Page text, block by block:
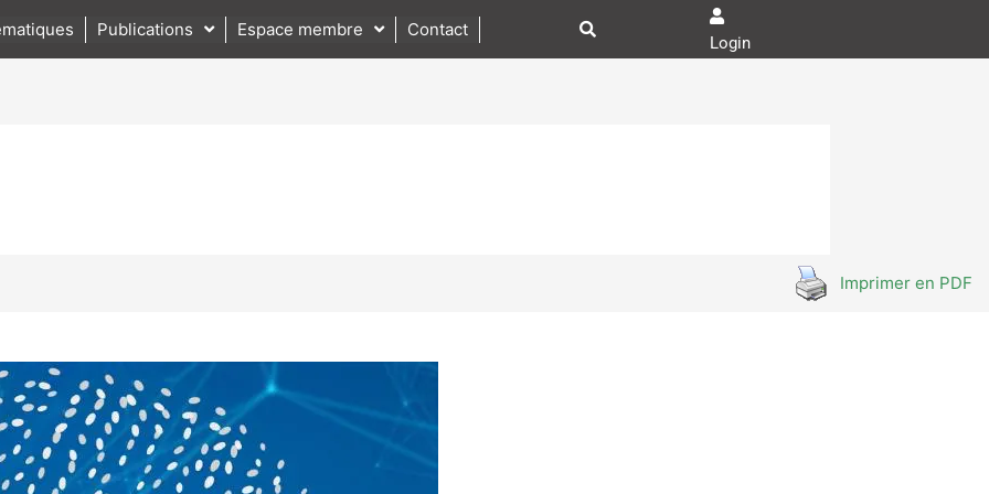
Publications Espace membre Contact
Login
Imprimer en PDF